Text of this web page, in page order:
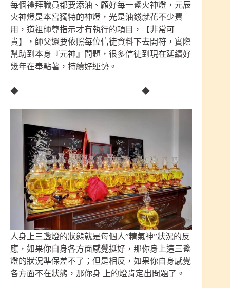
每個禮拜職員都要添油、顧好每一盞火神燈，元辰
火神燈是本宮獨特的神燈，光是油錢就花不少費
用，道祖師尊指示才有執行的項目，【非常可
貴】，師父還要依照每位信徒資料下去開符，實際
幫助到本身『元神』問題，很多信徒到現在延續好
幾年在奉點著，持續好運勢。
◆———————————————◆
人身上三盞燈的狀態就是每個人”精氣神”狀況的反
應，如果你自身各方面感覺挺好，那你身上這三盞
燈的狀況準保差不了；但是相反，如果你自身感覺
各方面不在狀態，那你身 上的燈肯定出問題了。